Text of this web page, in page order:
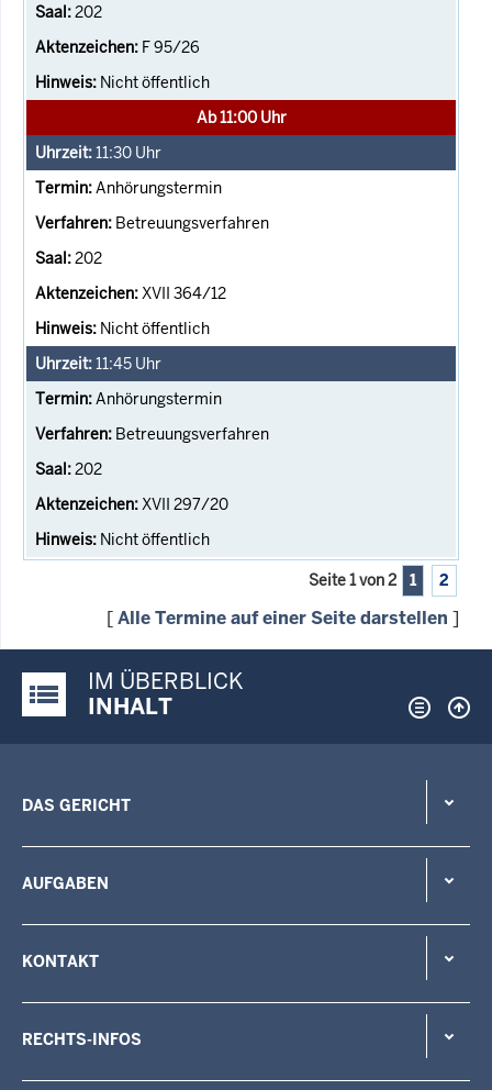
202
F 95/26
Nicht öffentlich
Ab 11:00 Uhr
11:30 Uhr
Anhörungstermin
Betreuungsverfahren
202
XVII 364/12
Nicht öffentlich
11:45 Uhr
Anhörungstermin
Betreuungsverfahren
202
XVII 297/20
Nicht öffentlich
Seite 1 von 2 1 2
[Alle Termine auf einer Seite darstellen ]
Justiz-Portal im Überblick:
IM ÜBERBLICK
INHALT
DAS GERICHT
AUFGABEN
KONTAKT
RECHTS-INFOS